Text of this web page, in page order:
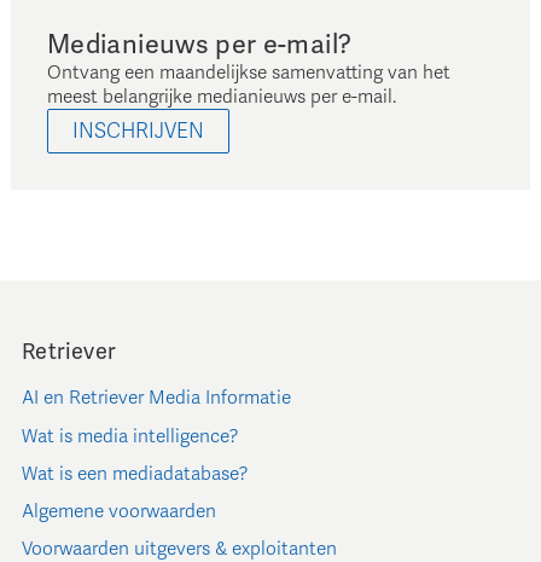
Medianieuws per e-mail?
Ontvang een maandelijkse samenvatting van het
meest belangrijke medianieuws per e-mail.
INSCHRIJVEN
Retriever
AI en Retriever Media Informatie
Wat is media intelligence?
Wat is een mediadatabase?
Algemene voorwaarden
Voorwaarden uitgevers & exploitanten